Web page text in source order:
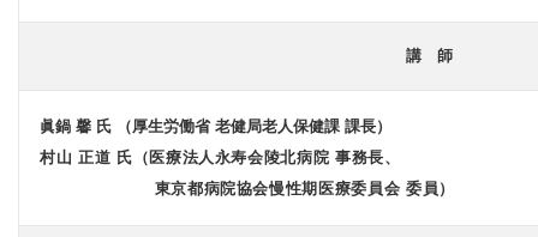
講 師
眞鍋 馨 氏 （厚生労働省 老健局老人保健課 課長）
村山 正道 氏（医療法人永寿会陵北病院 事務長、
東京都病院協会慢性期医療委員会 委員）